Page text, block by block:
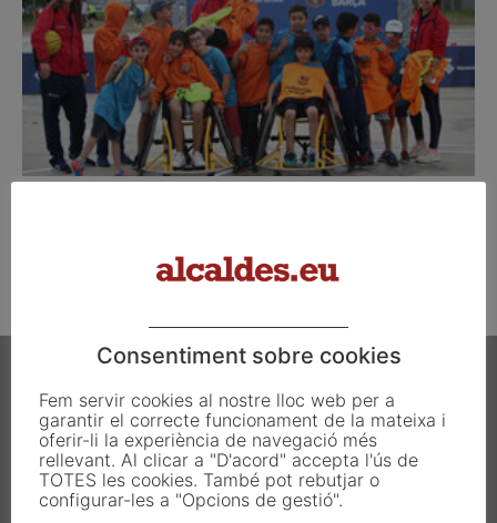
Carrer Francesc Carbonell 46-48
08034 Barcelona
T. 933 390 812
Consentiment sobre cookies
Fem servir cookies al nostre lloc web per a
garantir el correcte funcionament de la mateixa i
oferir-li la experiència de navegació més
rellevant. Al clicar a "D'acord" accepta l'ús de
TOTES les cookies. També pot rebutjar o
configurar-les a "Opcions de gestió".